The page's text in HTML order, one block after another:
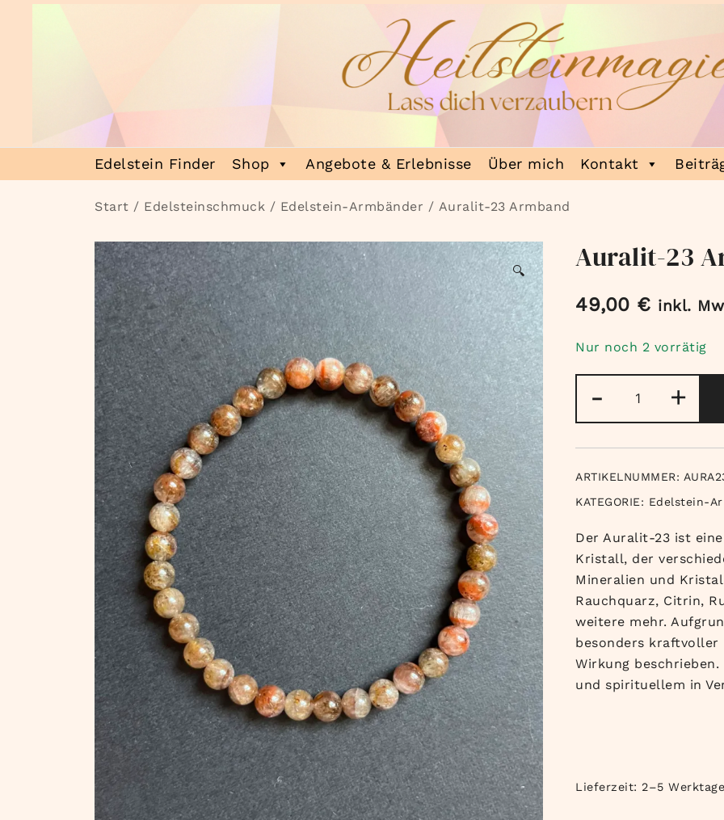
Heilsteinmagie
Lass dich verzaubern
Edelstein Finder Shop Angebote & Erlebnisse Über mich Kontakt
Start / Edelsteinschmuck / Edelstein-Armbänder / Auralit-23 Armband
🔍 Auralit-23
49,00 € inkl.
Nur noch 2 vorrätig
-
23
Armband
Menge
+
ARTIKELNUMMER:
KATEGORIE: Edelstein-
Der Auralit-23 ist
Kristall, der
Mineralien und
Rauchquarz, Citrin,
weitere mehr.
besonders
Wirkung
und spirituellem in
Lieferzeit: 2–5 Werktage